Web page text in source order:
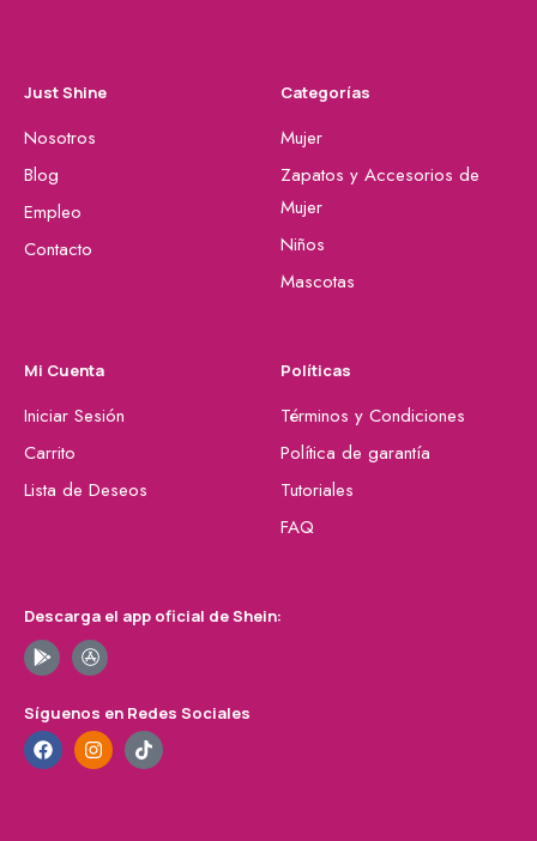
Just Shine
Nosotros
Blog
Empleo
Contacto
Categorías
Mujer
Zapatos y Accesorios de
Mujer
Niños
Mascotas
Mi Cuenta
Iniciar Sesión
Carrito
Lista de Deseos
Políticas
Términos y Condiciones
Política de garantía
Tutoriales
FAQ
Descarga el app oficial de Shein:
Síguenos en Redes Sociales